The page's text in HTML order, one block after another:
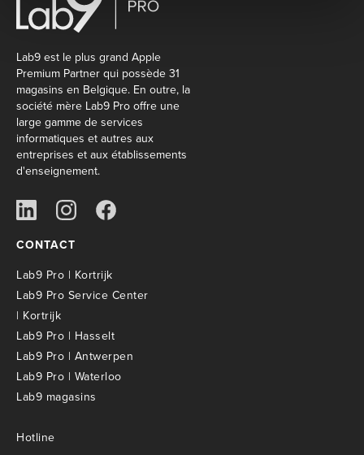
Lab9 est le plus grand Apple
Premium Partner qui possède 31
magasins en Belgique. En outre, la
société mère Lab9 Pro offre une
large gamme de services
informatiques et autres aux
entreprises et aux établissements
d'enseignement.
CONTACT
Lab9 Pro | Kortrijk
Lab9 Pro Service Center
| Kortrijk
Lab9 Pro | Hasselt
Lab9 Pro | Antwerpen
Lab9 Pro | Waterloo
Lab9 magasins
Hotline